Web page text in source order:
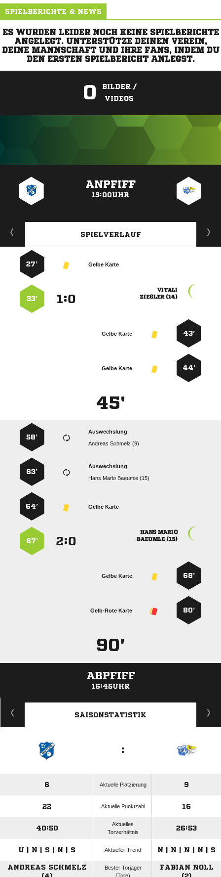
SPIELBERICHTE & NEWS
ES WURDEN LEIDER NOCH KEINE SPIELBERICHTE
ANGELEGT. UNTERSTÜTZE DEINEN VEREIN,
DEINE MANNSCHAFT UND IHRE FANS, INDEM DU
DEN ERSTEN SPIELBERICHT ANLEGST.
0
BILDER /
VIDEOS
ANPFIFF
15:00UHR
SPIELVERLAUF
Gelbe Karte
27’

 
:
33’
43’
Gelbe Karte
44’
Gelbe Karte
45'
Auswechslung
  
58’
Auswechslung
   
63’
Gelbe Karte
64’
 
 
:
67’
68’
Gelbe Karte
80’
Gelb-Rote Karte
90'
ABPFIFF
16:45UHR
ANZEIGE
SAISONSTATISTIK
:
6 Aktuelle Platzierung 9
22 Aktuelle Punktzahl 16
40:50
Aktuelles
Torverhältnis
26:53
U | N | S | N | S Aktueller Trend N | N | N | N | S
ANDREAS SCHMELZ
Bester Torjäger
(Tore)
FABIAN NOLL